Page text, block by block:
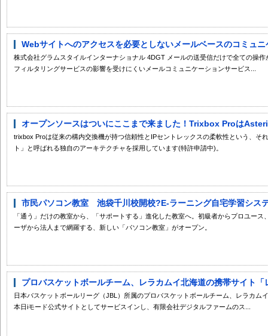
Webサイトへのアクセスを必要としないメールベースのコミュ
株式会社グラムスタイルインターナショナル 4DGT メールの送受信だけで全ての操
フィルタリングサービスの影響を受けにくいメールコミュニケーションサービス...
オープンソースはついにここまで来ました！Trixbox Proは
trixbox Proは従来の構内交換機が持つ信頼性とIPセントレックスの柔軟性という、そ
ト」と呼ばれる独自のアーキテクチャを採用しています(特許申請中)。
市民パソコン教室 池袋千川校開校?E-ラーニング自宅学習シス
「通う」だけの教室から、「サポートする」進化した教室へ。初級者からプロユー
ーザから法人まで網羅する、新しい「パソコン教室」がオープン。
プロバスケットボールチーム、レラカムイ北海道の携帯サイト「
日本バスケットボールリーグ（JBL）所属のプロバスケットボールチーム、レラカム
本日iモード公式サイトとしてサービスインし、有限会社デジタルファームのス...